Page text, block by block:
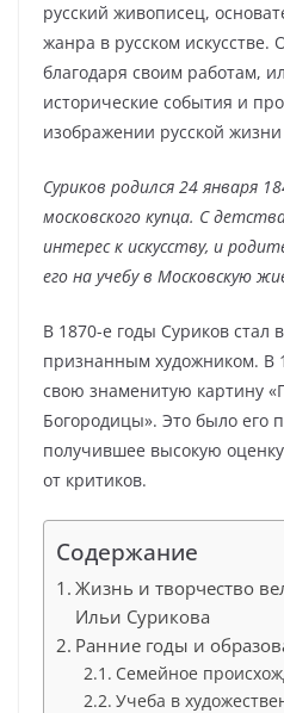
русский живописец,
жанра в русском искусстве.
благодаря своим работам,
исторические события и
изображении русской
Суриков родился 24 января
московского купца. С
интерес к искусству, и
его на учебу в Московскую
В 1870-е годы Суриков стал
признанным художником. В
свою знаменитую картину
Богородицы». Это было его
получившее высокую
от критиков.
Содержание
Жизнь и творчество
Ильи Сурикова
Ранние годы и
Семейное
Учеба в